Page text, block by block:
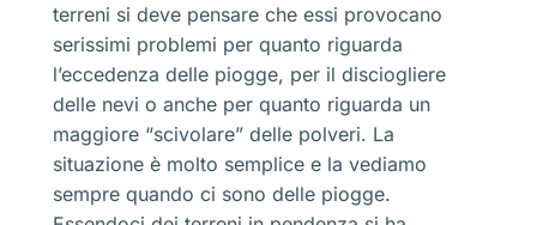
terreni si deve pensare che essi provocano
serissimi problemi per quanto riguarda
l’eccedenza delle piogge, per il disciogliere
delle nevi o anche per quanto riguarda un
maggiore “scivolare” delle polveri. La
situazione è molto semplice e la vediamo
sempre quando ci sono delle piogge.